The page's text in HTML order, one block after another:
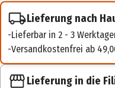
Lieferung nach
Lieferbar in 2 - 3
Versandkostenfrei ab
Lieferung in die